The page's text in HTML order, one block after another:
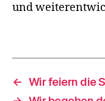
und
,
e
,
← Wir feiern die